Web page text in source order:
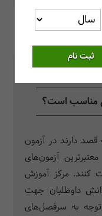
متداول
مناسب است؟
دارند در آزمون
آزمون‌های
کنند. مرکز آموزش
داوطلبان جهت
توجه به سرفصل­‌های